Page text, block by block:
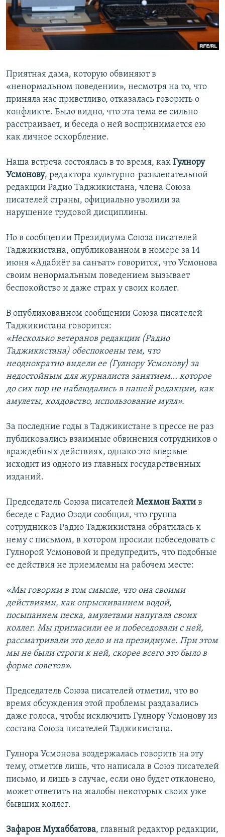
Приятная дама, которую обвиняют в
«ненормальном поведении», несмотря на то, что
приняла нас приветливо, отказалась говорить о
конфликте. Было видно, что эта тема ее сильно
расстраивает, и беседа о ней воспринимается ею
как личное оскорбление.
Наша встреча состоялась в то время, как Гулнору
Усмонову, редактора культурно-развлекательной
редакции Радио Таджикистана, члена Союза
писателей страны, официально уволили за
нарушение трудовой дисциплины.
Но в сообщении Президиума Союза писателей
Таджикистана, опубликованном в номере за 14
июня «Адабиёт ва санъат» говорится, что Усмонова
своим ненормальным поведением вызывает
беспокойство и даже страх у своих коллег.
В опубликованном сообщении Союза писателей
Таджикистана говорится:
«Несколько ветеранов редакции (Радио
Таджикистана) обеспокоены тем, что
неоднократно видели ее (Гулнору Усмонову) за
недостойным для журналиста занятием… которое
до сих пор не наблюдались в нашей редакции, как
амулеты, колдовство, использование мулл».
За последние годы в Таджикистане в прессе не раз
публиковались взаимные обвинения сотрудников о
враждебных действиях, однако это впервые
исходит из одного из главных государственных
изданий.
Председатель Союза писателей Мехмон Бахти в
беседе с Радио Озоди сообщил, что группа
сотрудников Радио Таджикистана обратилась к
нему с письмом, в котором просили побеседовать с
Гулнорой Усмоновой и предупредить, что подобные
ее действия не приемлемы на рабочем месте:
«Мы говорим в том смысле, что она своими
действиями, как опрыскиванием водой,
посыпанием песка, амулетами напугала своих
коллег. Мы пригласили ее и побеседовали с ней,
рассматривали это дело и на президиуме. При этом
мы не были строги к ней, скорее всего это было в
форме советов».
Председатель Союза писателей отметил, что во
время обсуждения этой проблемы раздавались
даже голоса, чтобы исключить Гулнору Усмонову из
состава Союза писателей Таджикистана.
Гулнора Усмонова воздержалась говорить на эту
тему, отметив лишь, что написала в Союз писателей
письмо, и лишь в случае, если оно будет отклонено,
может ответить на жалобы некоторых своих уже
бывших коллег.
Зафарон Мухаббатова, главный редактор редакции,